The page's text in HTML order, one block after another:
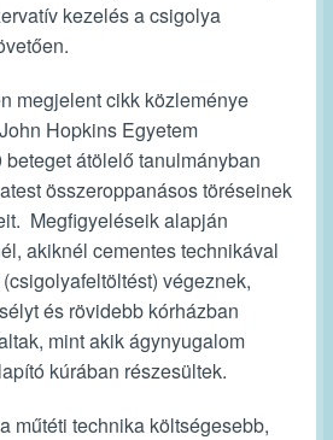
kezelés a csigolya
megjelent cikk közleménye
Hopkins Egyetem
átölelő tanulmányban
összeroppanásos töréseinek
Megfigyeléseik alapján
akiknél cementes technikával
végeznek,
és rövidebb kórházban
mint akik ágynyugalom
kúrában részesültek.
műtéti technika költségesebb,